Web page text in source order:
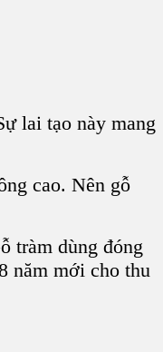
lai tạo này mang
cao. Nên gỗ
tràm dùng đóng
năm mới cho thu